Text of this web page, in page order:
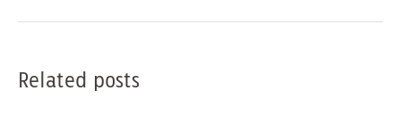
Related posts